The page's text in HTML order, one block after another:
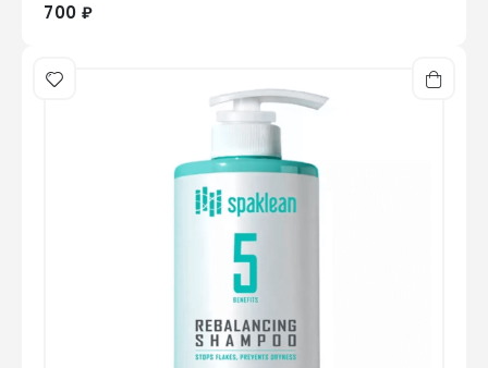
700 ₽